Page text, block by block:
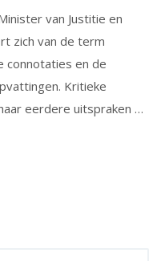
van Justitie en
zich van de term
connotaties en de
Kritieke
eerdere uitspraken en
op het